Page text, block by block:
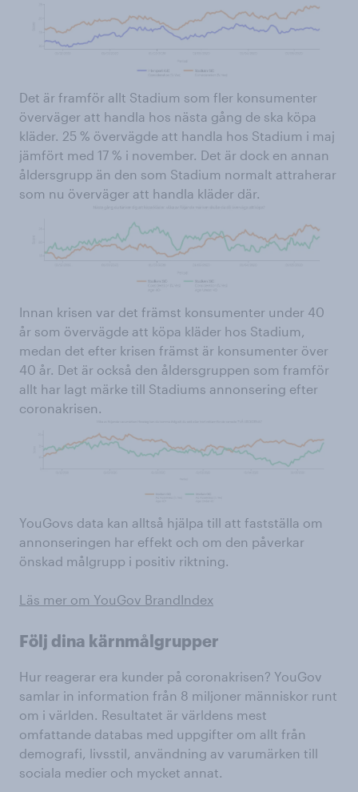
Det är framför allt Stadium som fler konsumenter
överväger att handla hos nästa gång de ska köpa
kläder. 25 % övervägde att handla hos Stadium i maj
jämfört med 17 % i november. Det är dock en annan
åldersgrupp än den som Stadium normalt attraherar
som nu överväger att handla kläder där.
Innan krisen var det främst konsumenter under 40
år som övervägde att köpa kläder hos Stadium,
medan det efter krisen främst är konsumenter över
40 år. Det är också den åldersgruppen som framför
allt har lagt märke till Stadiums annonsering efter
coronakrisen.
YouGovs data kan alltså hjälpa till att fastställa om
annonseringen har effekt och om den påverkar
önskad målgrupp i positiv riktning.
Läs mer om YouGov BrandIndex
Följ dina kärnmålgrupper
Hur reagerar era kunder på coronakrisen? YouGov
samlar in information från 8 miljoner människor runt
om i världen. Resultatet är världens mest
omfattande databas med uppgifter om allt från
demografi, livsstil, användning av varumärken till
sociala medier och mycket annat.